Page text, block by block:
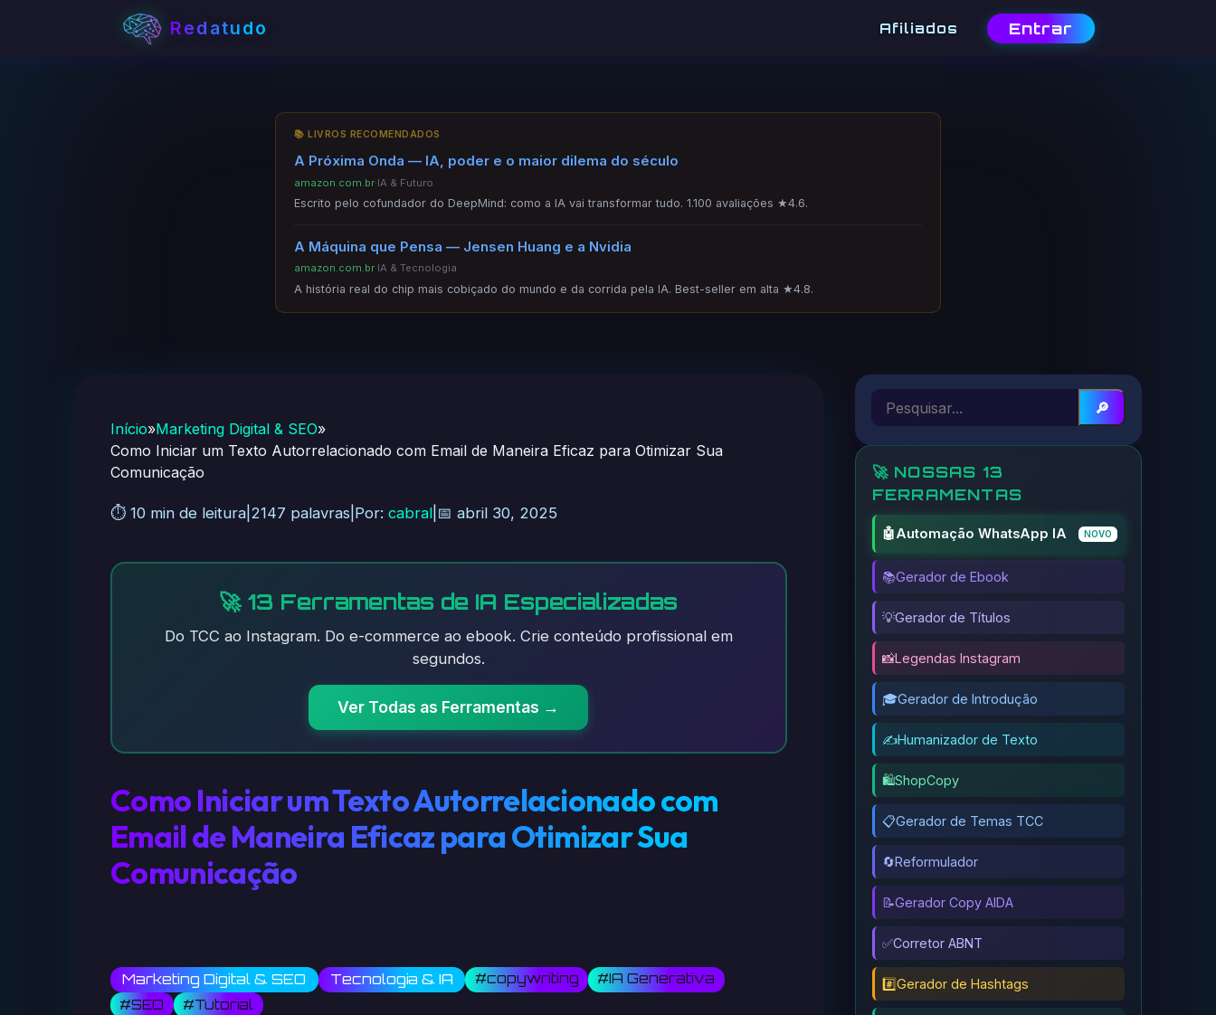
Redatudo Afiliados Entrar
📚 LIVROS RECOMENDADOS
A Próxima Onda — IA, poder e o maior dilema do século
amazon.com.br·IA & Futuro
Escrito pelo cofundador do DeepMind: como a IA vai transformar tudo. 1.100 avaliações ★4.6.
A Máquina que Pensa — Jensen Huang e a Nvidia
amazon.com.br·IA & Tecnologia
A história real do chip mais cobiçado do mundo e da corrida pela IA. Best-seller em alta ★4.8.
Início»Marketing Digital & SEO»
Como Iniciar um Texto Autorrelacionado com Email de Maneira Eficaz para Otimizar Sua
Comunicação
⏱️ 10 min de leitura 2147 palavras Por: cabral 📅 abril 30, 2025
🚀 13 Ferramentas de IA Especializadas
Do TCC ao Instagram. Do e-commerce ao ebook. Crie conteúdo profissional em
segundos.
Ver Todas as Ferramentas →
Como Iniciar um Texto Autorrelacionado com
Email de Maneira Eficaz para Otimizar Sua
Comunicação
Marketing Digital & SEO Tecnologia & IA #copywriting
#IA Generativa
#SEO
#Tutorial
🔎
🚀 NOSSAS 13
FERRAMENTAS
🤖Automação WhatsApp IA NOVO
📚Gerador de Ebook
💡Gerador de Títulos
📸Legendas Instagram
🎓Gerador de Introdução
✍️Humanizador de Texto
🛍️ShopCopy
📋Gerador de Temas TCC
🔄Reformulador
📝Gerador Copy AIDA
✅Corretor ABNT
#️⃣Gerador de Hashtags